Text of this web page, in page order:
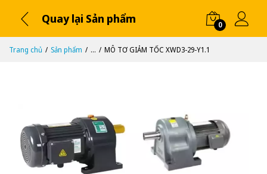
Quay lại Sản phẩm 0
Trang chủ Sản phẩm ... MÔ TƠ GIẢM TỐC XWD3-29-Y1.1